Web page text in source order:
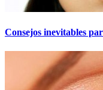
Consejos inevitables